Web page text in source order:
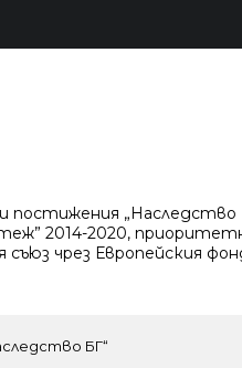
постижения „Наследство
2014-2020,
чрез Европейския
БГ“